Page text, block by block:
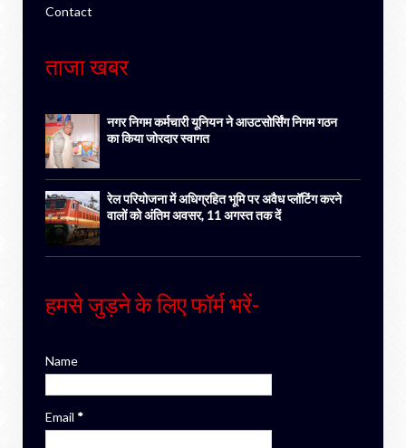
Contact
ताजा खबर
नगर निगम कर्मचारी यूनियन ने आउटसोर्सिंग निगम गठन
का किया जोरदार स्वागत
रेल परियोजना में अधिग्रहित भूमि पर अवैध प्लॉटिंग करने
वालों को अंतिम अवसर, 11 अगस्त तक दें
हमसे जुड़ने के लिए फॉर्म भरें-
Name
Email *